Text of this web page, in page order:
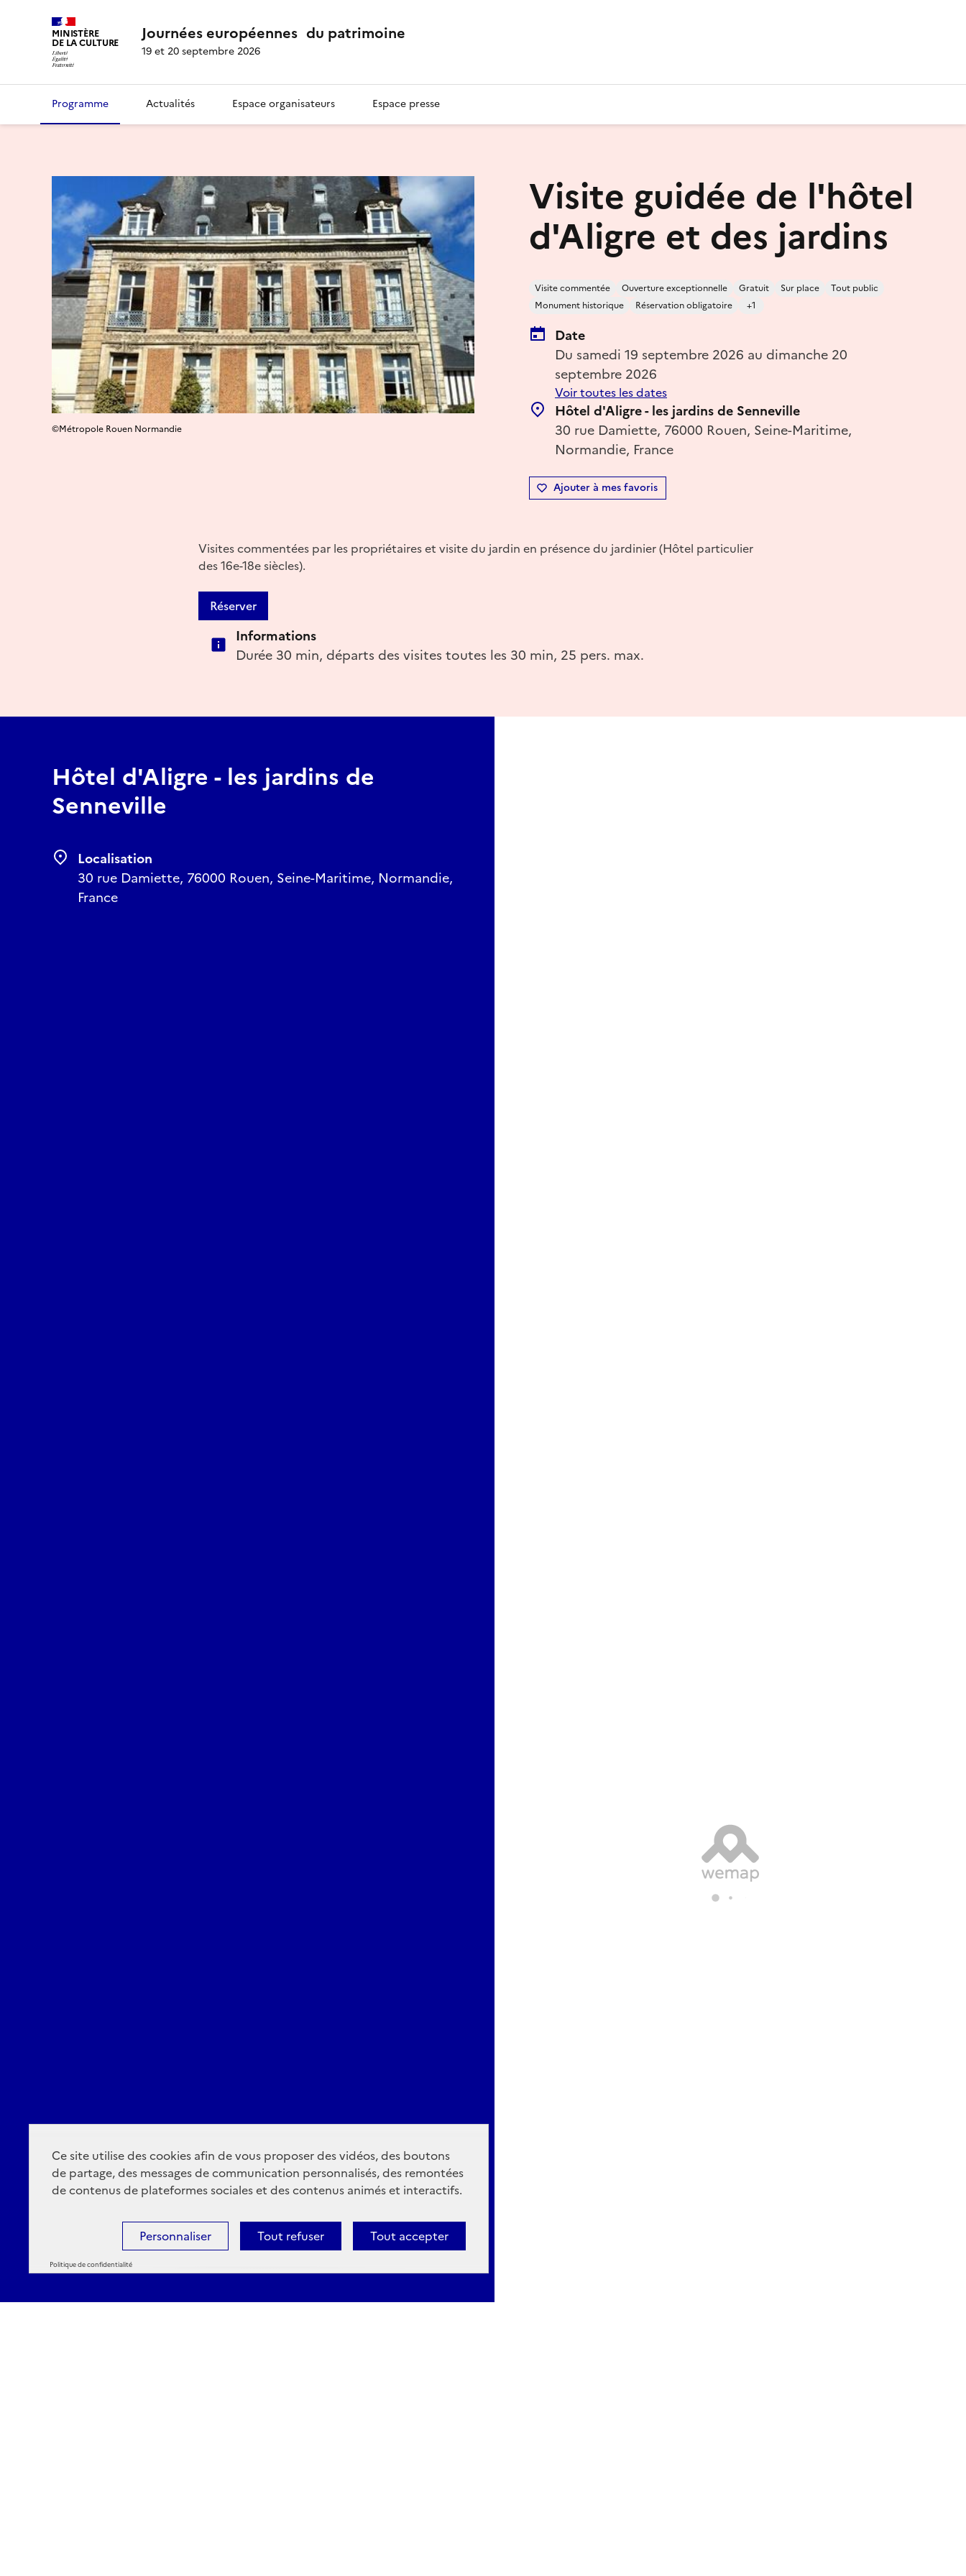
Ce site utilise des cookies afin de vous proposer des vidéos, des boutons
de partage, des messages de communication personnalisés, des remontées
de contenus de plateformes sociales et des contenus animés et interactifs.
Tout accepter
Tout refuser
Personnaliser
Politique de confidentialité
MINISTÈRE
DE LA CULTURE Journées européennes du patrimoine
19 et 20 septembre 2026
Programme Actualités Espace organisateurs Espace presse
Visite guidée de l'hôtel
d'Aligre et des jardins
Visite commentée Ouverture exceptionnelle Gratuit Sur place
Tout public
Monument historique
Réservation obligatoire +1
Date
Du samedi 19 septembre 2026 au dimanche 20
septembre 2026
Voir toutes les dates
Hôtel d'Aligre - les jardins de Senneville
30 rue Damiette, 76000 Rouen, Seine-Maritime,
Normandie, France
Ajouter à mes favoris
©Métropole Rouen Normandie
Visites commentées par les propriétaires et visite du jardin en présence du jardinier (Hôtel particulier
des 16e-18e siècles).
Réserver
Informations
Durée 30 min, départs des visites toutes les 30 min, 25 pers. max.
Hôtel d'Aligre - les jardins de
Senneville
Localisation
30 rue Damiette, 76000 Rouen, Seine-Maritime, Normandie,
France